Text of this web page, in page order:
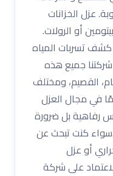
عزل الخزانات
أو الرولات.
كشف تسربات المياه
جميع هذه
القصيم، ومختلف
بخبرة تتجاوز 15 عامًا في مجال العزل
رفاهية بل ضرورة
كنت تبحث عن
أو عزل
على شركة